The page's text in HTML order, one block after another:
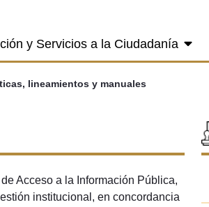
y Servicios a la Ciudadanía
lineamientos y manuales
Acceso a la Información Pública,
institucional, en concordancia